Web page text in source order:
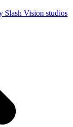
Slash Vision studios